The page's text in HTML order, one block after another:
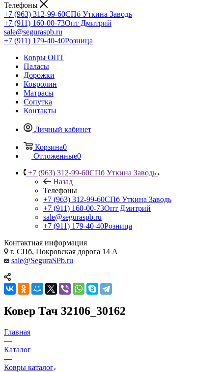
Телефоны
+7 (963) 312-99-60СПб Уткина Заводь
+7 (911) 160-00-73Опт Дмитрий
sale@seguraspb.ru
+7 (911) 179-40-40Розница
Ковры ОПТ
Паласы
Дорожки
Ковролин
Матрасы
Сопутка
Контакты
Личный кабинет
Корзина0
Отложенные0
+7 (963) 312-99-60СПб Уткина Заводь
Назад
Телефоны
+7 (963) 312-99-60СПб Уткина Заводь
+7 (911) 160-00-73Опт Дмитрий
sale@seguraspb.ru
+7 (911) 179-40-40Розница
Контактная информация
г. СПб, Покровская дорога 14 А
sale@SeguraSPb.ru
Ковер Тач 32106_30162
Главная
—
Каталог
—
Ковры каталог